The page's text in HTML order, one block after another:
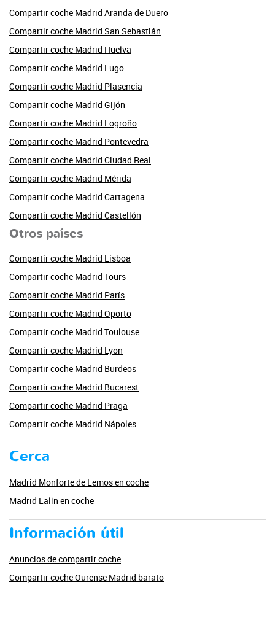
Compartir coche Madrid Aranda de Duero
Compartir coche Madrid San Sebastián
Compartir coche Madrid Huelva
Compartir coche Madrid Lugo
Compartir coche Madrid Plasencia
Compartir coche Madrid Gijón
Compartir coche Madrid Logroño
Compartir coche Madrid Pontevedra
Compartir coche Madrid Ciudad Real
Compartir coche Madrid Mérida
Compartir coche Madrid Cartagena
Compartir coche Madrid Castellón
Otros países
Compartir coche Madrid Lisboa
Compartir coche Madrid Tours
Compartir coche Madrid París
Compartir coche Madrid Oporto
Compartir coche Madrid Toulouse
Compartir coche Madrid Lyon
Compartir coche Madrid Burdeos
Compartir coche Madrid Bucarest
Compartir coche Madrid Praga
Compartir coche Madrid Nápoles
Cerca
Madrid Monforte de Lemos en coche
Madrid Lalín en coche
Información útil
Anuncios de compartir coche
Compartir coche Ourense Madrid barato